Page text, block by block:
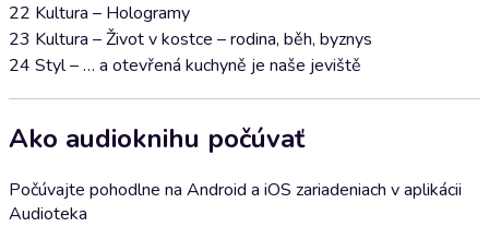
22 Kultura – Hologramy
23 Kultura – Život v kostce – rodina, běh, byznys
24 Styl – … a otevřená kuchyně je naše jeviště
Ako audioknihu počúvať
Počúvajte pohodlne na Android a iOS zariadeniach v aplikácii
Audioteka